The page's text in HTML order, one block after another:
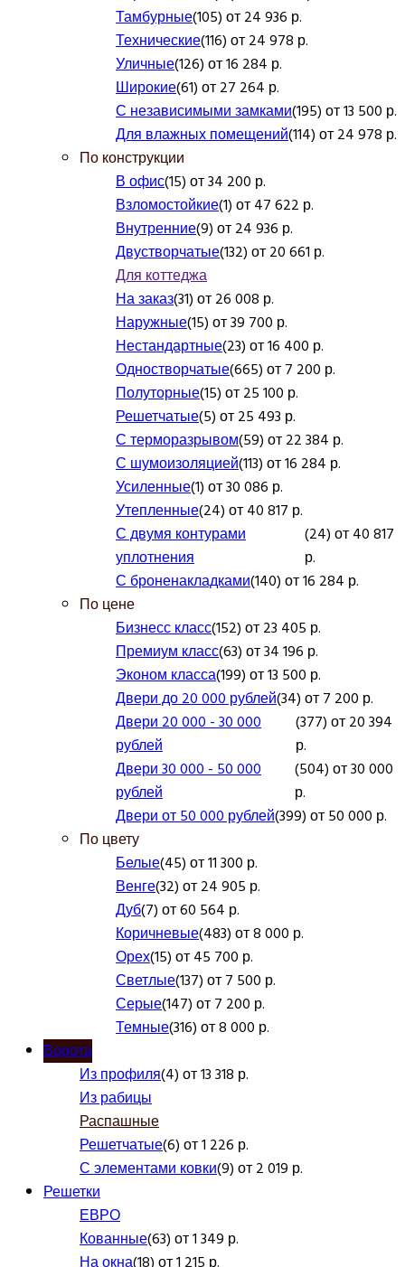
Тамбурные(105) от 24 936 р.
Технические(116) от 24 978 р.
Уличные(126) от 16 284 р.
Широкие(61) от 27 264 р.
С независимыми замками(195) от 13 500 р.
Для влажных помещений(114) от 24 978 р.
По конструкции
В офис(15) от 34 200 р.
Взломостойкие(1) от 47 622 р.
Внутренние(9) от 24 936 р.
Двустворчатые(132) от 20 661 р.
Для коттеджа
На заказ(31) от 26 008 р.
Наружные(15) от 39 700 р.
Нестандартные(23) от 16 400 р.
Одностворчатые(665) от 7 200 р.
Полуторные(15) от 25 100 р.
Решетчатые(5) от 25 493 р.
С терморазрывом(59) от 22 384 р.
С шумоизоляцией(113) от 16 284 р.
Усиленные(1) от 30 086 р.
Утепленные(24) от 40 817 р.
С двумя контурами
уплотнения
(24) от 40 817
р.
С броненакладками(140) от 16 284 р.
По цене
Бизнесс класс(152) от 23 405 р.
Премиум класс(63) от 34 196 р.
Эконом класса(199) от 13 500 р.
Двери до 20 000 рублей(34) от 7 200 р.
Двери 20 000 - 30 000
рублей
(377) от 20 394
р.
Двери 30 000 - 50 000
рублей
(504) от 30 000
р.
Двери от 50 000 рублей(399) от 50 000 р.
По цвету
Белые(45) от 11 300 р.
Венге(32) от 24 905 р.
Дуб(7) от 60 564 р.
Коричневые(483) от 8 000 р.
Орех(15) от 45 700 р.
Светлые(137) от 7 500 р.
Серые(147) от 7 200 р.
Темные(316) от 8 000 р.
Ворота
Из профиля(4) от 13 318 р.
Из рабицы
Распашные
Решетчатые(6) от 1 226 р.
С элементами ковки(9) от 2 019 р.
Решетки
ЕВРО
Кованные(63) от 1 349 р.